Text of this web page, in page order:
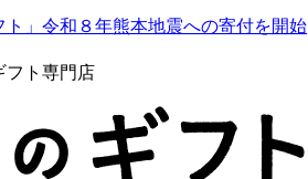
ト」令和８年熊本地震への寄付を開始
フト専門店